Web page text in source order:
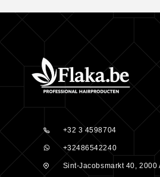
+32 3 4598704
+32486542240
Sint-Jacobsmarkt 40, 2000